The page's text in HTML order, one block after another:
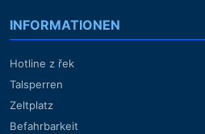
INFORMATIONEN
Hotline z řek
Talsperren
Zeltplatz
Befahrbarkeit